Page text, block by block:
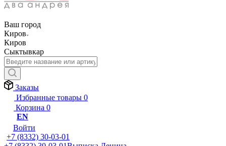
Ваш город
Киров
Киров
Сыктывкар
Заказы
Избранные товары 0
Корзина 0
EN
Войти
+7 (8332) 30-03-01